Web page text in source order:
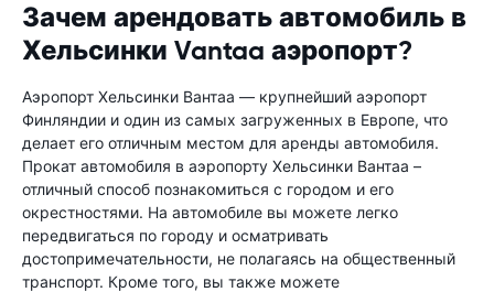
Зачем арендовать автомобиль в
Хельсинки Vantaa аэропорт?
Аэропорт Хельсинки Вантаа — крупнейший аэропорт
Финляндии и один из самых загруженных в Европе, что
делает его отличным местом для аренды автомобиля.
Прокат автомобиля в аэропорту Хельсинки Вантаа –
отличный способ познакомиться с городом и его
окрестностями. На автомобиле вы можете легко
передвигаться по городу и осматривать
достопримечательности, не полагаясь на общественный
транспорт. Кроме того, вы также можете